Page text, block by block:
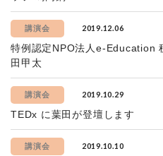
講演会 2019.12.06
特例認定NPO法人e-Education
田甲太
講演会 2019.10.29
TEDx に葉田が登壇します
講演会 2019.10.10